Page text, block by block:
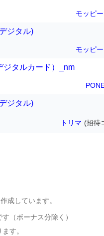
モッピー
ジタル)
モッピー
ジタルカード）_nm
ジタル)
トリマ (招待
成しています。
（ボーナス分除く）
す。